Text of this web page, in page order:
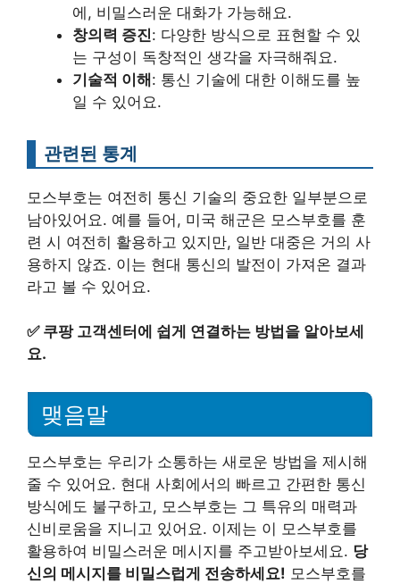
에, 비밀스러운 대화가 가능해요.
창의력 증진: 다양한 방식으로 표현할 수 있
는 구성이 독창적인 생각을 자극해줘요.
기술적 이해: 통신 기술에 대한 이해도를 높
일 수 있어요.
관련된 통계
모스부호는 여전히 통신 기술의 중요한 일부분으로
남아있어요. 예를 들어, 미국 해군은 모스부호를 훈
련 시 여전히 활용하고 있지만, 일반 대중은 거의 사
용하지 않죠. 이는 현대 통신의 발전이 가져온 결과
라고 볼 수 있어요.
✅ 쿠팡 고객센터에 쉽게 연결하는 방법을 알아보세
요.
맺음말
모스부호는 우리가 소통하는 새로운 방법을 제시해
줄 수 있어요. 현대 사회에서의 빠르고 간편한 통신
방식에도 불구하고, 모스부호는 그 특유의 매력과
신비로움을 지니고 있어요. 이제는 이 모스부호를
활용하여 비밀스러운 메시지를 주고받아보세요. 당
신의 메시지를 비밀스럽게 전송하세요! 모스부호를